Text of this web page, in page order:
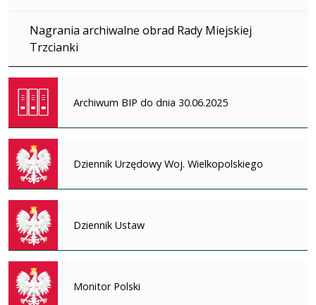
Nagrania archiwalne obrad Rady Miejskiej
Trzcianki
Archiwum BIP do dnia 30.06.2025
Dziennik Urzędowy Woj. Wielkopolskiego
Dziennik Ustaw
Monitor Polski